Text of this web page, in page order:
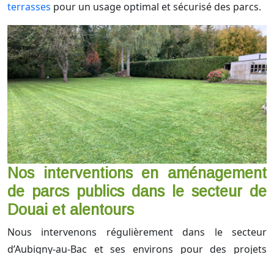
terrasses pour un usage optimal et sécurisé des parcs.
Nos interventions en aménagement
de parcs publics dans le secteur de
Douai et alentours
Nous intervenons régulièrement dans le secteur
d’Aubigny-au-Bac et ses environs pour des projets